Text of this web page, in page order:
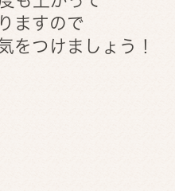
ますので
をつけましょう！